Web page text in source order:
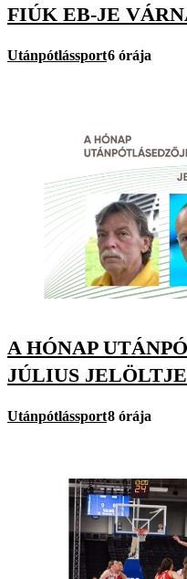
FIÚK EB-JE
Utánpótlássport6 órája
A HÓNAP
JÚLIUS
Utánpótlássport8 órája